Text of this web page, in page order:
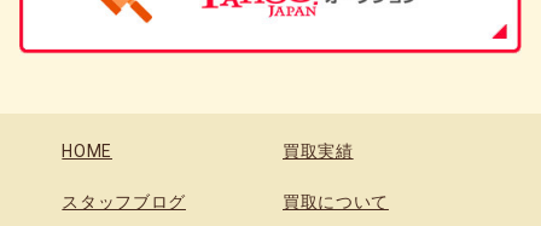
HOME 買取実績
スタッフブログ 買取について